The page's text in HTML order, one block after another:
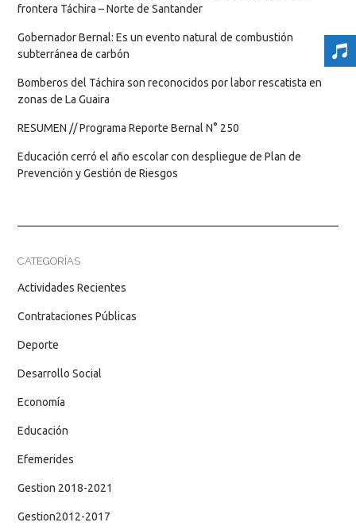
frontera Táchira – Norte de Santander
Gobernador Bernal: Es un evento natural de combustión
subterránea de carbón
Bomberos del Táchira son reconocidos por labor rescatista en
zonas de La Guaira
RESUMEN // Programa Reporte Bernal N° 250
Educación cerró el año escolar con despliegue de Plan de
Prevención y Gestión de Riesgos
CATEGORÍAS
Actividades Recientes
Contrataciones Públicas
Deporte
Desarrollo Social
Economía
Educación
Efemerides
Gestion 2018-2021
Gestion2012-2017